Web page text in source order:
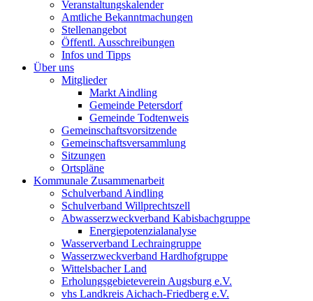
Veranstaltungskalender
Amtliche Bekanntmachungen
Stellenangebot
Öffentl. Ausschreibungen
Infos und Tipps
Über uns
Mitglieder
Markt Aindling
Gemeinde Petersdorf
Gemeinde Todtenweis
Gemeinschaftsvorsitzende
Gemeinschaftsversammlung
Sitzungen
Ortspläne
Kommunale Zusammenarbeit
Schulverband Aindling
Schulverband Willprechtszell
Abwasserzweckverband Kabisbachgruppe
Energiepotenzialanalyse
Wasserverband Lechraingruppe
Wasserzweckverband Hardhofgruppe
Wittelsbacher Land
Erholungsgebieteverein Augsburg e.V.
vhs Landkreis Aichach-Friedberg e.V.